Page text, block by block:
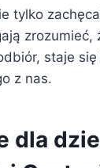
tylko
zrozumieć,
staje
z nas.
dla